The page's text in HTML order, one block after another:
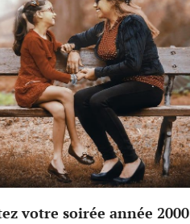
votre soirée année 2000